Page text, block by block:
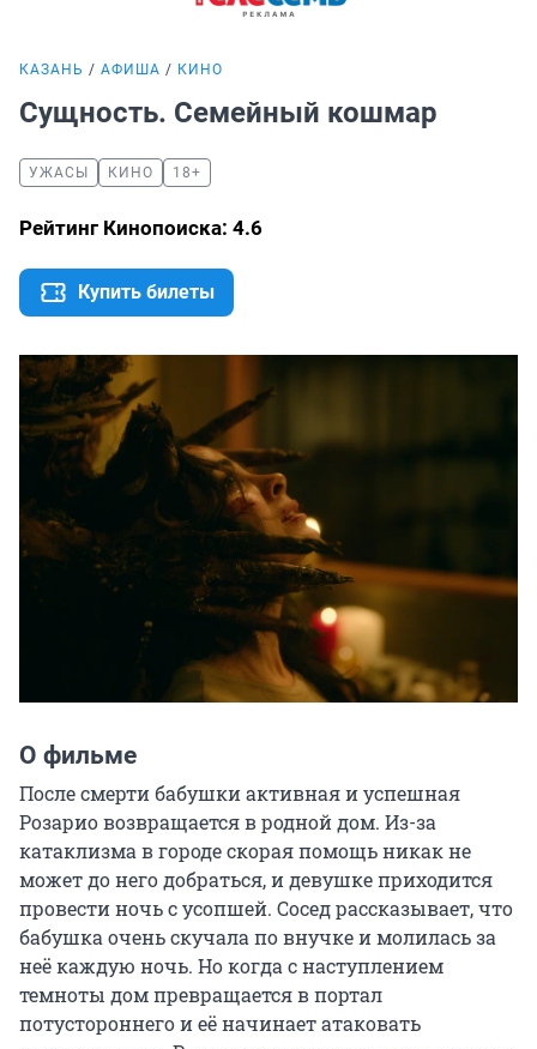
КАЗАНЬ АФИША КИНО
Сущность. Семейный кошмар
УЖАСЫ КИНО 18+
Рейтинг Кинопоиска: 4.6
Купить билеты
О фильме
После смерти бабушки активная и успешная
Розарио возвращается в родной дом. Из-за
катаклизма в городе скорая помощь никак не
может до него добраться, и девушке приходится
провести ночь с усопшей. Сосед рассказывает, что
бабушка очень скучала по внучке и молилась за
неё каждую ночь. Но когда с наступлением
темноты дом превращается в портал
потустороннего и её начинает атаковать